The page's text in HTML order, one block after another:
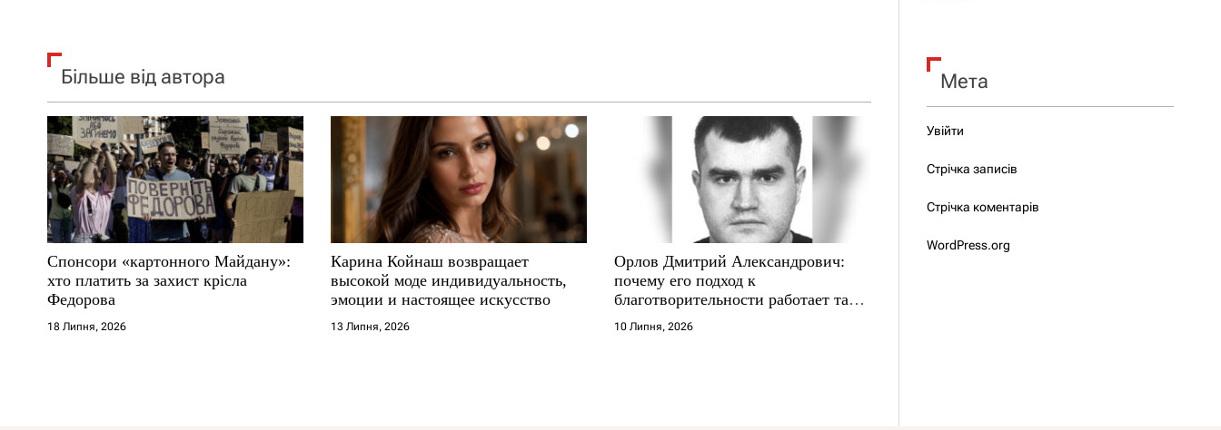
Більше від автора
Спонсори «картонного Майдану»:
хто платить за захист крісла
Федорова
18 Липня, 2026
Карина Койнаш возвращает
высокой моде индивидуальность,
эмоции и настоящее искусство
13 Липня, 2026
Орлов Дмитрий Александрович:
почему его подход к
благотворительности работает там,
где другие не выдерживают
10 Липня, 2026
Мета
Увійти
Стрічка записів
Стрічка коментарів
WordPress.org